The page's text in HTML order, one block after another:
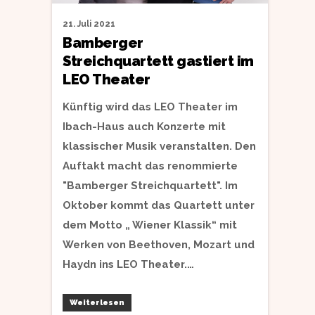
21. Juli 2021
Bamberger
Streichquartett gastiert im
LEO Theater
Künftig wird das LEO Theater im
Ibach-Haus auch Konzerte mit
klassischer Musik veranstalten. Den
Auftakt macht das renommierte
"Bamberger Streichquartett". Im
Oktober kommt das Quartett unter
dem Motto „ Wiener Klassik“ mit
Werken von Beethoven, Mozart und
Haydn ins LEO Theater.…
Weiterlesen